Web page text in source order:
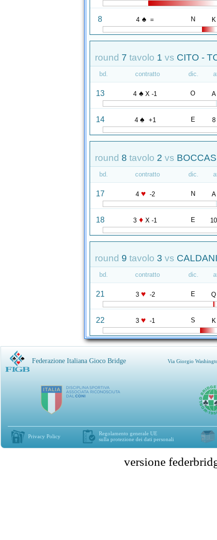
8 4 ♠ = N K
round 7 tavolo 1 vs CITO -
bd. contratto dic.
13 4 ♠ X -1 O A
14 4 ♠ +1 E 8
round 8 tavolo 2 vs
bd. contratto dic.
17 4 ♥ -2 N A
18 3 ♦ X -1 E 10
round 9 tavolo 3 vs
bd. contratto dic.
21 3 ♥ -2 E Q
22 3 ♥ -1 S K
Federazione Italiana Gioco Bridge Via Giorgio
Privacy Policy
Regolamento generale UE
sulla protezione dei dati personali
versione